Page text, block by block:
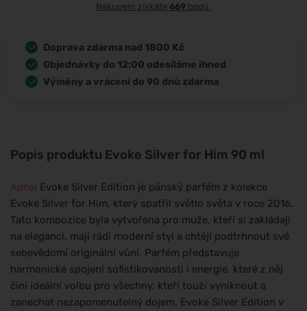
Popis produktu Evoke Silver for Him 90 ml
Ajmal Evoke Silver Edition je pánský parfém z kolekce
Evoke Silver for Him, který spatřil světlo světa v roce 2016.
Tato kompozice byla vytvořena pro muže, kteří si zakládají
na eleganci, mají rádi moderní styl a chtějí podtrhnout své
sebevědomí originální vůní. Parfém představuje
harmonické spojení sofistikovanosti i energie, které z něj
činí ideální volbu pro všechny, kteří touží vyniknout a
zanechat nezapomenutelný dojem. Evoke Silver Edition v
Nákupem získáte 669 bodů.
Doprava zdarma nad 1800 Kč
Objednávky do 12:00 odesíláme ihned
Výměny a vrácení do 90 dnů zdarma